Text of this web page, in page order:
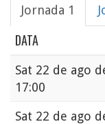
Jornada 1
DATA
Sat 22 de ago
17:00
Sat 22 de ago